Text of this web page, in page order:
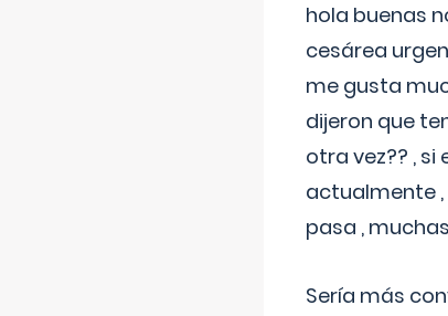
hola buenas
cesárea
me gusta
dijeron que
otra vez?? ,
actualmente ,
pasa ,
Sería más